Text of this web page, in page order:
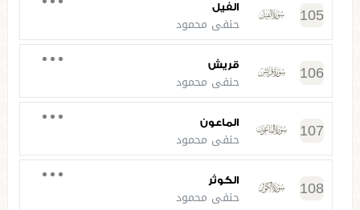
105 الفيل
حنفي محمود
106 قريش
حنفي محمود
107 الماعون
حنفي محمود
108 الكوثر
حنفي محمود